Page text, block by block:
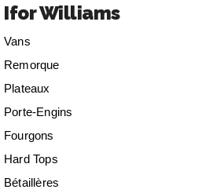
Ifor Williams
Vans
Remorque
Plateaux
Porte-Engins
Fourgons
Hard Tops
Bétaillères